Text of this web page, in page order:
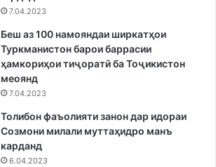
7.04.2023
Беш аз 100 намояндаи ширкатҳои
Туркманистон барои баррасии
ҳамкориҳои тиҷоратӣ ба Тоҷикистон
меоянд
7.04.2023
Толибон фаъолияти занон дар идораи
Созмони милали муттаҳидро манъ
карданд
6.04.2023